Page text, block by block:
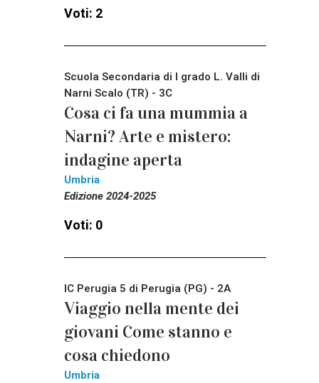
Voti: 2
Scuola Secondaria di I grado L. Valli di
Narni Scalo (TR) - 3C
Cosa ci fa una mummia a
Narni? Arte e mistero:
indagine aperta
Umbria
Edizione 2024-2025
Voti: 0
IC Perugia 5 di Perugia (PG) - 2A
Viaggio nella mente dei
giovani Come stanno e
cosa chiedono
Umbria